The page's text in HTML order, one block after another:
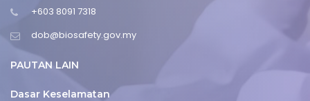
+603 8091 7318
dob@biosafety.gov.my
PAUTAN LAIN
Dasar Keselamatan